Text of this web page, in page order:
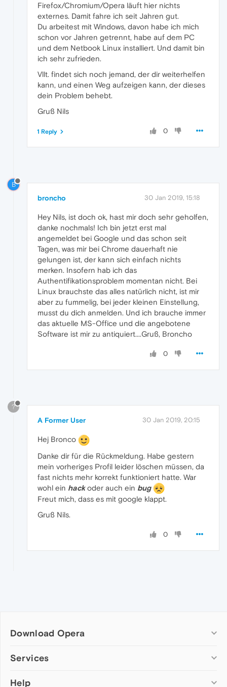
Firefox/Chromium/Opera läuft hier nichts
externes. Damit fahre ich seit Jahren gut.
Du arbeitest mit Windows, davon habe ich mich
schon vor Jahren getrennt, habe auf dem PC
und dem Netbook Linux installiert. Und damit bin
ich sehr zufrieden.
Vllt. findet sich noch jemand, der dir weiterhelfen
kann, und einen Weg aufzeigen kann, der dieses
dein Problem behebt.
Gruß Nils
0
1 Reply
B
broncho 30 Jan 2019, 15:18
Hey Nils, ist doch ok, hast mir doch sehr geholfen,
danke nochmals! Ich bin jetzt erst mal
angemeldet bei Google und das schon seit
Tagen, was mir bei Chrome dauerhaft nie
gelungen ist, der kann sich einfach nichts
merken. Insofern hab ich das
Authentifikationsproblem momentan nicht. Bei
Linux brauchste das alles natürlich nicht, ist mir
aber zu fummelig, bei jeder kleinen Einstellung,
musst du dich anmelden. Und ich brauche immer
das aktuelle MS-Office und die angebotene
Software ist mir zu antiquiert....Gruß, Broncho
0
?
A Former User 30 Jan 2019, 20:15
Hej Bronco
Danke dir für die Rückmeldung. Habe gestern
mein vorheriges Profil leider löschen müssen, da
fast nichts mehr korrekt funktioniert hatte. War
wohl ein hackoder auch ein bug
Freut mich, dass es mit google klappt.
Gruß Nils.
0
Download Opera
Computer browsers
Opera for Mac
Services
Add-ons
Help